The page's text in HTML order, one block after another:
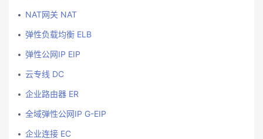
NAT网关 NAT
弹性负载均衡 ELB
弹性公网IP EIP
云专线 DC
企业路由器 ER
全域弹性公网IP G-EIP
企业连接 EC